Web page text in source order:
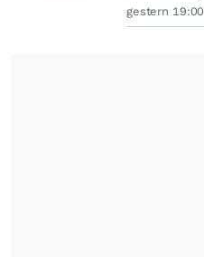
gestern 19:00